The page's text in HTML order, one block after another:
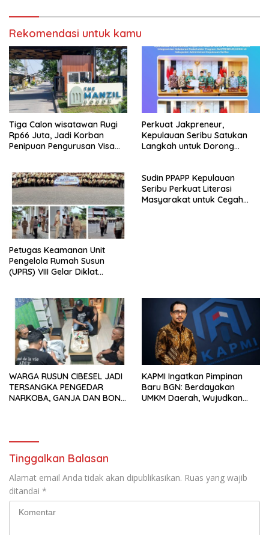
Rekomendasi untuk kamu
Tiga Calon wisatawan Rugi
Rp66 Juta, Jadi Korban
Penipuan Pengurusan Visa
Perkuat Jakpreneur,
Kepulauan Seribu Satukan
Langkah untuk Dorong
Petugas Keamanan Unit
Pengelola Rumah Susun
(UPRS) VIII Gelar Diklat
Solusi dan Direktorat
Bhabinkamtibmas Polda
Metro Jaya*
Sudin PPAPP Kepulauan
Seribu Perkuat Literasi
Masyarakat untuk Cegah
WARGA RUSUN CIBESEL JADI
TERSANGKA PENGEDAR
NARKOBA, GANJA DAN BONG
KAPMI Ingatkan Pimpinan
Baru BGN: Berdayakan
UMKM Daerah, Wujudkan
Tinggalkan Balasan
Alamat email Anda tidak akan dipublikasikan. Ruas yang wajib
ditandai *